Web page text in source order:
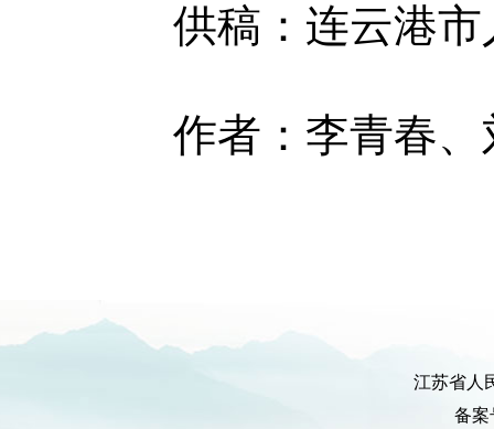
供稿：连云港
作者：李青春
江苏省人
备案